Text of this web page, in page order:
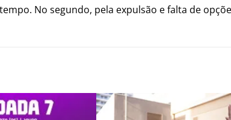
No segundo, pela expulsão e falta de